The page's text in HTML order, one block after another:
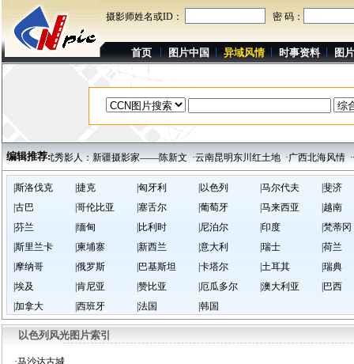
摄影师姓名或ID： 密 码：
首页 图片中国 异域风情 时事资料 图
编辑推荐:
万家 ·优秀影人：新疆摄影家——陈新文 ·云南昆明东川红土地 ·广西北海风情 ·
|斯洛伐克 |捷克 |匈牙利 |以色列 |马尔代夫
|斐济
|古巴
|哥伦比亚 |塞舌尔 |葡萄牙 |马来西亚
|越南
|芬兰
|缅甸 |比利时 |尼泊尔 |印度
|梵蒂冈
|斯里兰卡
|柬埔寨 |新西兰 |意大利 |瑞士
|荷兰
|摩纳哥
|俄罗斯 |巴基斯坦 |卡塔尔 |土耳其
|瑞典
|埃及
|肯尼亚 |赞比亚 |厄瓜多尔 |澳大利亚
|巴西
|加拿大
|西班牙 |法国 |韩国
以色列风光图片索引
·马沙达古城